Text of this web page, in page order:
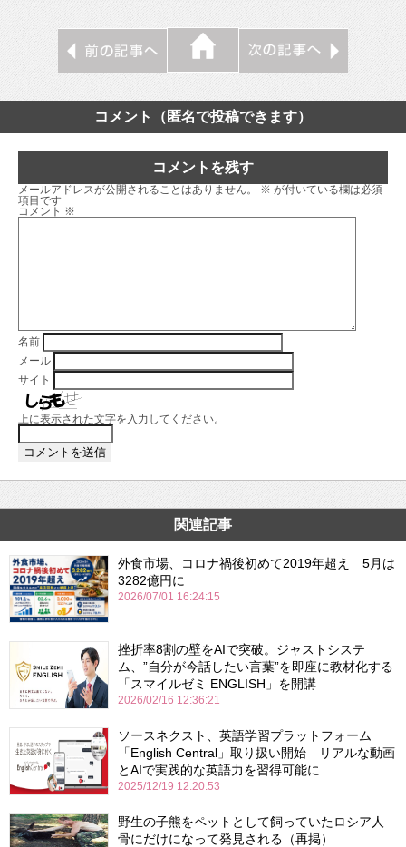
コメント（匿名で投稿できます）
コメントを残す
メールアドレスが公開されることはありません。 ※ が付いている欄は必須
項目です
コメント ※
名前
メール
サイト
上に表示された文字を入力してください。
関連記事
外食市場、コロナ禍後初めて2019年超え 5月は
3282億円に
2026/07/01 16:24:15
挫折率8割の壁をAIで突破。ジャストシステ
ム、”自分が今話したい言葉”を即座に教材化する
「スマイルゼミ ENGLISH」を開講
2026/02/16 12:36:21
ソースネクスト、英語学習プラットフォーム
「English Central」取り扱い開始 リアルな動画
とAIで実践的な英語力を習得可能に
2025/12/19 12:20:53
野生の子熊をペットとして飼っていたロシア人
骨にだけになって発見される（再掲）